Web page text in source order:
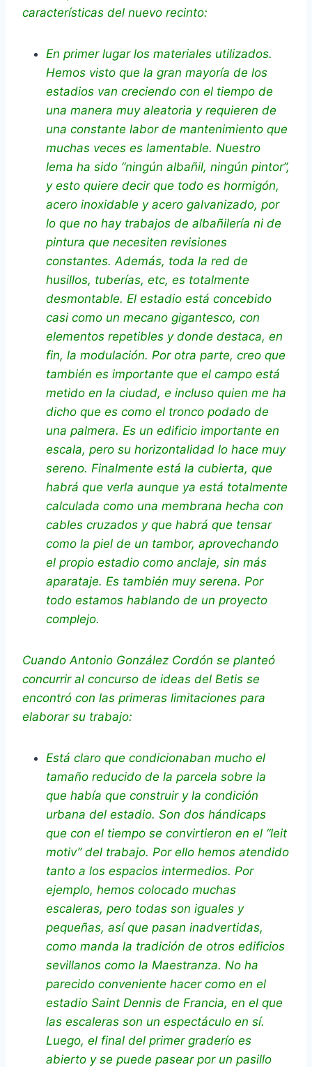
características del nuevo recinto:
En primer lugar los materiales utilizados.
Hemos visto que la gran mayoría de los
estadios van creciendo con el tiempo de
una manera muy aleatoria y requieren de
una constante labor de mantenimiento que
muchas veces es lamentable. Nuestro
lema ha sido “ningún albañil, ningún pintor”,
y esto quiere decir que todo es hormigón,
acero inoxidable y acero galvanizado, por
lo que no hay trabajos de albañilería ni de
pintura que necesiten revisiones
constantes. Además, toda la red de
husillos, tuberías, etc, es totalmente
desmontable. El estadio está concebido
casi como un mecano gigantesco, con
elementos repetibles y donde destaca, en
fin, la modulación. Por otra parte, creo que
también es importante que el campo está
metido en la ciudad, e incluso quien me ha
dicho que es como el tronco podado de
una palmera. Es un edificio importante en
escala, pero su horizontalidad lo hace muy
sereno. Finalmente está la cubierta, que
habrá que verla aunque ya está totalmente
calculada como una membrana hecha con
cables cruzados y que habrá que tensar
como la piel de un tambor, aprovechando
el propio estadio como anclaje, sin más
aparataje. Es también muy serena. Por
todo estamos hablando de un proyecto
complejo.
Cuando Antonio González Cordón se planteó
concurrir al concurso de ideas del Betis se
encontró con las primeras limitaciones para
elaborar su trabajo:
Está claro que condicionaban mucho el
tamaño reducido de la parcela sobre la
que había que construir y la condición
urbana del estadio. Son dos hándicaps
que con el tiempo se convirtieron en el “leit
motiv” del trabajo. Por ello hemos atendido
tanto a los espacios intermedios. Por
ejemplo, hemos colocado muchas
escaleras, pero todas son iguales y
pequeñas, así que pasan inadvertidas,
como manda la tradición de otros edificios
sevillanos como la Maestranza. No ha
parecido conveniente hacer como en el
estadio Saint Dennis de Francia, en el que
las escaleras son un espectáculo en sí.
Luego, el final del primer graderío es
abierto y se puede pasear por un pasillo